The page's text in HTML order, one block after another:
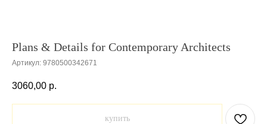
Plans & Details for Contemporary Architects
Артикул: 9780500342671
3060,00 р.
купить